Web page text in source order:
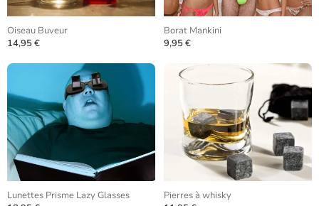
Oiseau Buveur
14,95 €
Borat Mankini
9,95 €
Lunettes Prisme Lazy Glasses
Pierres à whisky